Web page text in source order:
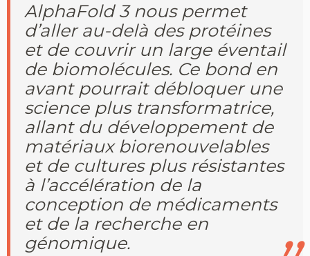
AlphaFold 3 nous permet
d’aller au-delà des protéines
et de couvrir un large éventail
de biomolécules. Ce bond en
avant pourrait débloquer une
science plus transformatrice,
allant du développement de
matériaux biorenouvelables
et de cultures plus résistantes
à l’accélération de la
conception de médicaments
et de la recherche en
génomique.